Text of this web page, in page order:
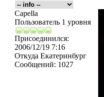
Capella
Пользователь 1 уровня
Присоединился:
2006/12/19 7:16
Откуда Екатеринбург
Сообщений: 1027